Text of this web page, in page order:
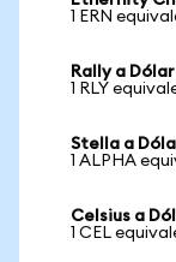
1 ERN
Rally a
1 RLY
Stella a
1 ALPHA
Celsius a
1 CEL